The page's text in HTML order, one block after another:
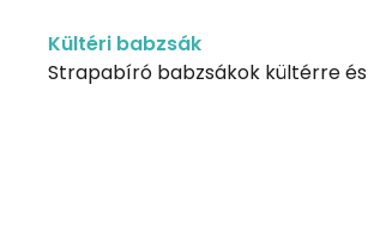
Kültéri babzsák
Strapabíró babzsákok kültérre